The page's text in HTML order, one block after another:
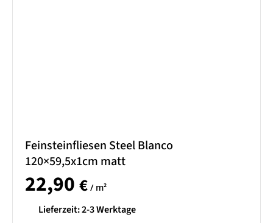
Feinsteinfliesen Steel Blanco
120×59,5x1cm matt
22,90 € / m²
Lieferzeit:2-3 Werktage